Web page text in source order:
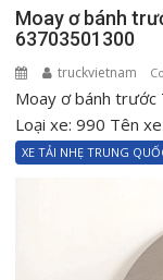
Moay ơ bánh
63703501300
truckvietnam
Moay ơ bánh
Loại xe: 990 Tên
XE TẢI NHẸ TRUNG